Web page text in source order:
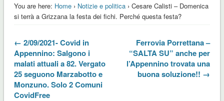
You are here: Home› Notizie e politica› Cesare Calisti – Domenica
si terrà a Grizzana la festa dei fichi. Perché questa festa?
← 2/09/2021- Covid in
Appennino: Salgono i
malati attuali a 82. Vergato
25 seguono Marzabotto e
Monzuno. Solo 2 Comuni
CovidFree
Ferrovia Porrettana –
“SALTA SU” anche per
l’Appennino trovata una
buona soluzione!! →